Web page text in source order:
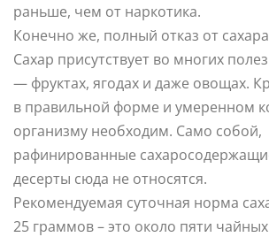
раньше, чем от наркотика.
Конечно же, полный отказ от
Сахар присутствует во многих
— фруктах, ягодах и даже овощах.
в правильной форме и умеренном
организму необходим. Само собой,
рафинированные
десерты сюда не относятся.
Рекомендуемая суточная норма
25 граммов – это около пяти